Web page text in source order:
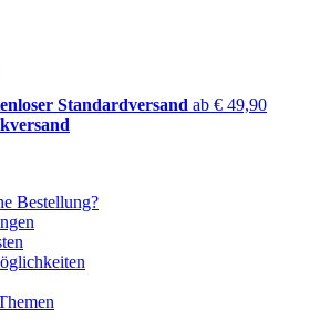
Standardversand ab € 49,90
Bestellung?